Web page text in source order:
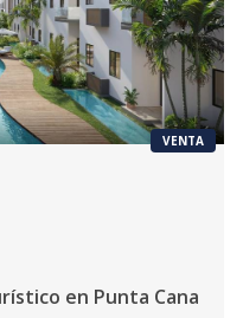
VENTA
en Punta Cana